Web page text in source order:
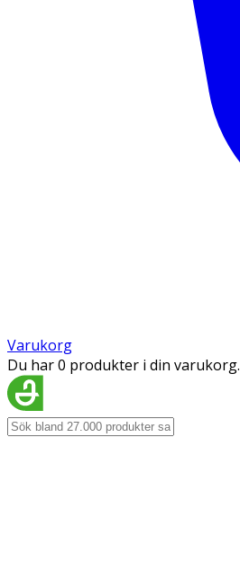
Varukorg
Du har 0 produkter i din varukorg.